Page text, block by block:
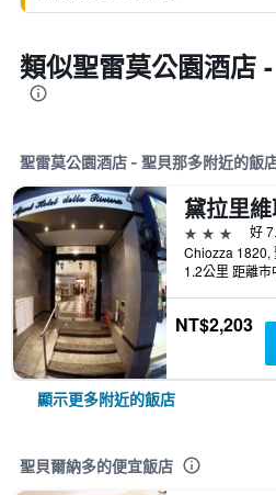
類似聖雷莫公園酒店
聖雷莫公園酒店 - 聖貝那多附近的飯
3星級
好
1.2公里 距離市
NT$2,203
顯示更多附近的飯店
聖貝爾納多的便宜飯店